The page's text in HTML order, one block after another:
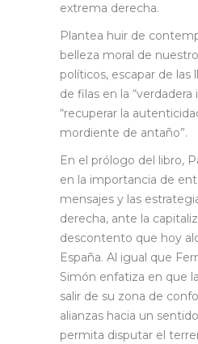
extrema derecha.
Plantea huir de
belleza moral de
políticos, escapar de las
de filas en la “verdadera
“recuperar la
mordiente de antaño”.
En el prólogo del libro,
en la importancia de
mensajes y las
derecha, ante la
descontento que hoy
España. Al igual que
Simón enfatiza en que
salir de su zona de
alianzas hacia un
permita disputar el